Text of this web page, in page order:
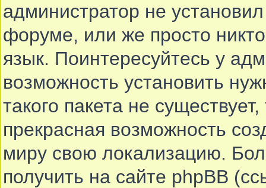
администратор не
форуме, или же просто
язык. Поинтересуйтесь у
возможность установить
такого пакета не
прекрасная возможность
миру свою локализацию.
получить на сайте phpBB